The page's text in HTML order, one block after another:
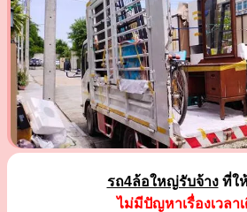
รถ4ล้อใหญ่รับจ้างที่ใ
ไม่มีปัญหาเรื่องเวลา